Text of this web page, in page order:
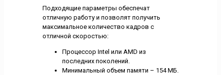
Подходящие параметры обеспечат
отличную работу и позволят получить
максимальное количество кадров с
отличной скоростью:
Процессор Intel или AMD из
последних поколений.
Минимальный объем памяти – 154 МБ.